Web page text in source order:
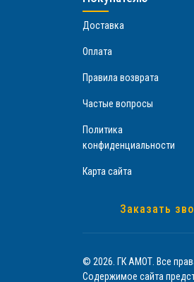
Доставка
Оплата
Правила возврата
Частые вопросы
Политика
конфиденциальности
Карта сайта
Заказать
© 2026. ГК АМОТ. Все
Содержимое сайта